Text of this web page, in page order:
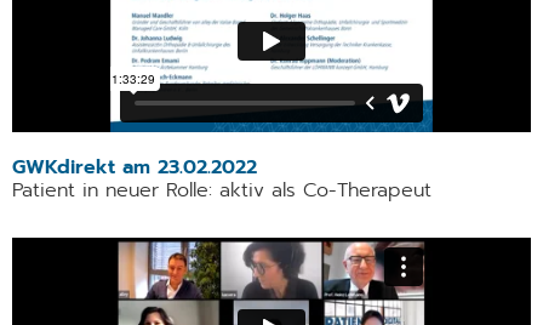
GWKdirekt am 23.02.2022
Patient in neuer Rolle: aktiv als Co-Therapeut